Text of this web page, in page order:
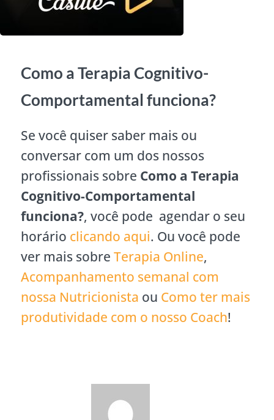
Como a Terapia Cognitivo-
Comportamental funciona?
Se você quiser saber mais ou
conversar com um dos nossos
profissionais sobre Como a Terapia
Cognitivo-Comportamental
funciona?, você pode agendar o seu
horário clicando aqui. Ou você pode
ver mais sobre Terapia Online,
Acompanhamento semanal com
nossa Nutricionista ou Como ter mais
produtividade com o nosso Coach!